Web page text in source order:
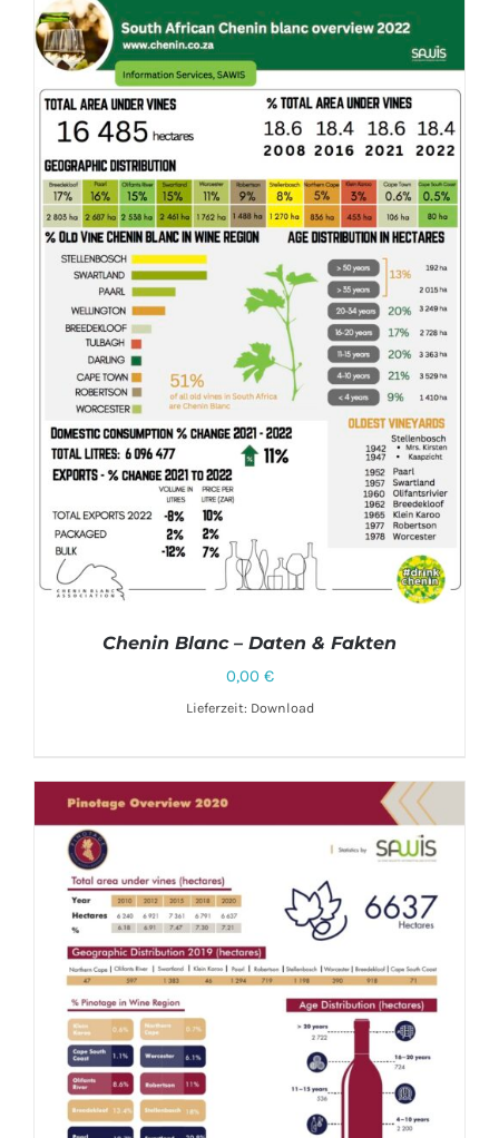
DETAILS
DETAILS
Chenin Blanc – Daten & Fakten
0,00 €
Lieferzeit: Download